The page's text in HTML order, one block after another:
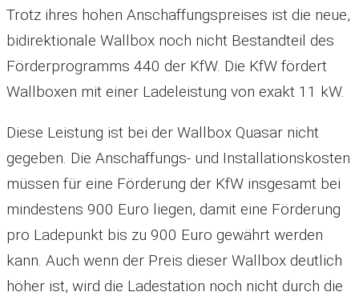
Trotz ihres hohen Anschaffungspreises ist die neue,
bidirektionale Wallbox noch nicht Bestandteil des
Förderprogramms 440 der KfW. Die KfW fördert
Wallboxen mit einer Ladeleistung von exakt 11 kW.
Diese Leistung ist bei der Wallbox Quasar nicht
gegeben. Die Anschaffungs- und Installationskosten
müssen für eine Förderung der KfW insgesamt bei
mindestens 900 Euro liegen, damit eine Förderung
pro Ladepunkt bis zu 900 Euro gewährt werden
kann. Auch wenn der Preis dieser Wallbox deutlich
höher ist, wird die Ladestation noch nicht durch die